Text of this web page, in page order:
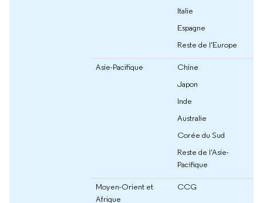
Italie
Espagne
Reste de l'Europe
Asie-Pacifique
Chine
Japon
Inde
Australie
Corée du Sud
Reste de l'Asie-
Pacifique
Moyen-Orient et
Afrique
CCG